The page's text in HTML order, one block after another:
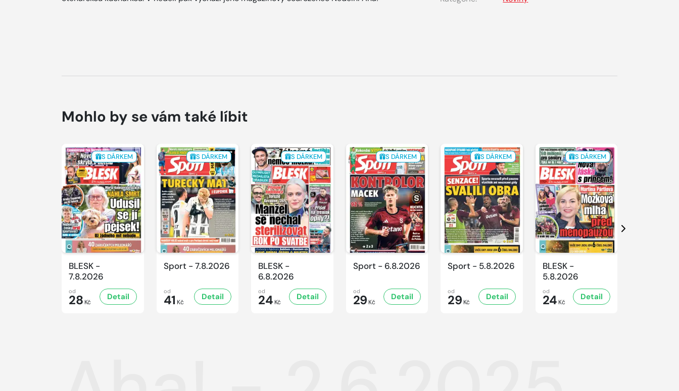
Mohlo by se vám také líbit
S DÁRKEM
BLESK -
7.8.2026
od
28 Kč
Detail
S DÁRKEM
Sport - 7.8.2026
od
41 Kč
Detail
S DÁRKEM
BLESK -
6.8.2026
od
24 Kč
Detail
S DÁRKEM
Sport - 6.8.2026
od
29 Kč
Detail
S DÁRKEM
Sport - 5.8.2026
od
29 Kč
Detail
S DÁRKEM
BLESK -
5.8.2026
od
24 Kč
Detail
Další